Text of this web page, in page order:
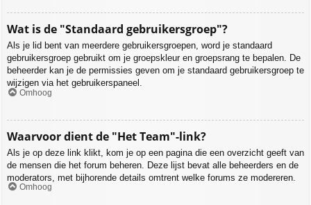
Wat is de "Standaard gebruikersgroep"?
Als je lid bent van meerdere gebruikersgroepen, word je standaard
gebruikersgroep gebruikt om je groepskleur en groepsrang te bepalen. De
beheerder kan je de permissies geven om je standaard gebruikersgroep te
wijzigen via het gebruikerspaneel.
Omhoog
Waarvoor dient de "Het Team"-link?
Als je op deze link klikt, kom je op een pagina die een overzicht geeft van
de mensen die het forum beheren. Deze lijst bevat alle beheerders en de
moderators, met bijhorende details omtrent welke forums ze modereren.
Omhoog